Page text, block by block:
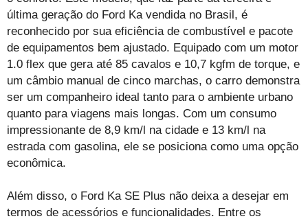
última geração do Ford Ka vendida no Brasil, é
reconhecido por sua eficiência de combustível e pacote
de equipamentos bem ajustado. Equipado com um motor
1.0 flex que gera até 85 cavalos e 10,7 kgfm de torque, e
um câmbio manual de cinco marchas, o carro demonstra
ser um companheiro ideal tanto para o ambiente urbano
quanto para viagens mais longas. Com um consumo
impressionante de 8,9 km/l na cidade e 13 km/l na
estrada com gasolina, ele se posiciona como uma opção
econômica.
Além disso, o Ford Ka SE Plus não deixa a desejar em
termos de acessórios e funcionalidades. Entre os